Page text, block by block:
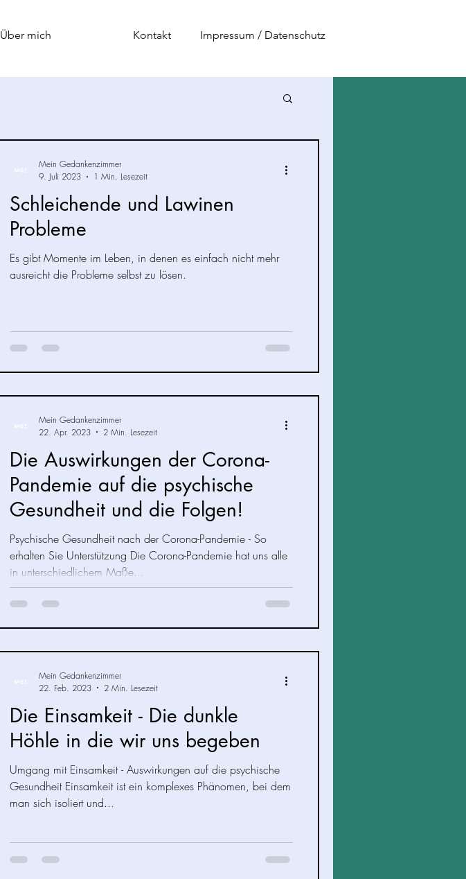
Über mich Kontakt Impressum / Datenschutz
Schleichende und Lawinen
Probleme
Es gibt Momente im Leben, in denen es einfach nicht mehr
ausreicht die Probleme selbst zu lösen.
Mein Gedankenzimmer
9. Juli 2023
1 Min. Lesezeit
Die Auswirkungen der Corona-
Pandemie auf die psychische
Gesundheit und die Folgen!
Psychische Gesundheit nach der Corona-Pandemie - So
erhalten Sie Unterstützung Die Corona-Pandemie hat uns alle
in unterschiedlichem Maße...
Mein Gedankenzimmer
22. Apr. 2023
2 Min. Lesezeit
Die Einsamkeit - Die dunkle
Höhle in die wir uns begeben
Umgang mit Einsamkeit - Auswirkungen auf die psychische
Gesundheit Einsamkeit ist ein komplexes Phänomen, bei dem
man sich isoliert und...
Mein Gedankenzimmer
22. Feb. 2023
2 Min. Lesezeit